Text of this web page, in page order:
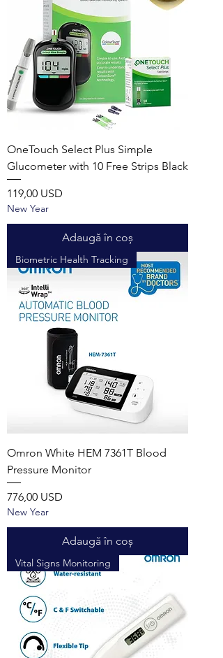
OneTouch Select Plus Simple
Glucometer with 10 Free Strips Black
Preț
119,00 USD
New Year
Adaugă în coș
Biometric Health Tracking
Omron White HEM 7361T Blood
Pressure Monitor
Preț
776,00 USD
New Year
Adaugă în coș
Vital Signs Monitoring